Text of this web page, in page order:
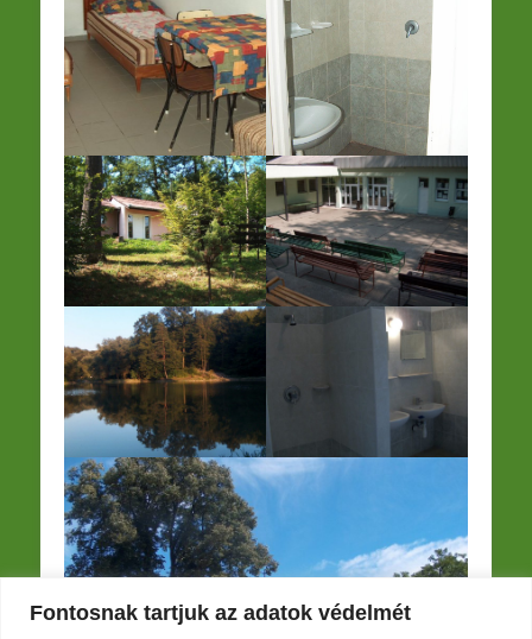
Fontosnak tartjuk az adatok védelmét